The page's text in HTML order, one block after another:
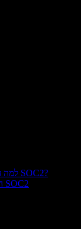
למה חשוב שכלי טקסט לדיבור ודיבוב יעמדו בתקן SOC2?
הכלי הטוב ביותר לטקסט לדיבור עם תאימות SOC2